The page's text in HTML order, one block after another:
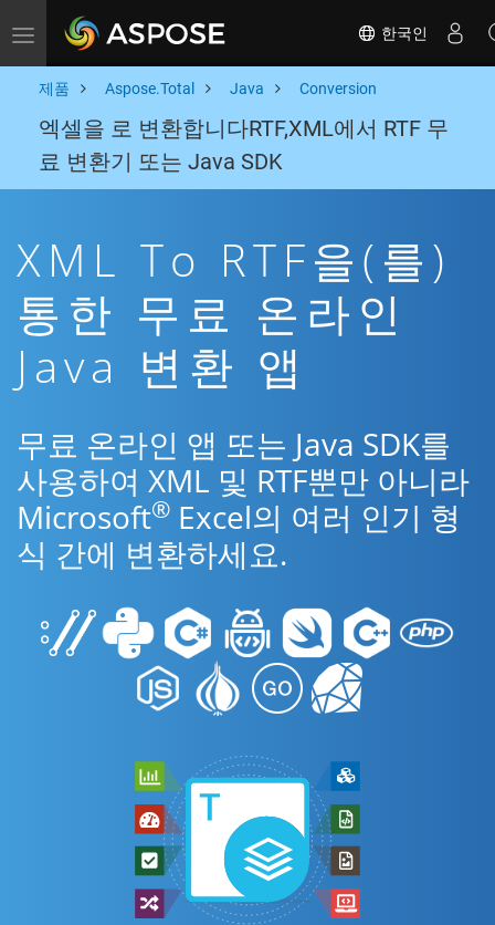
Toggle navigation 한국인
제품 Aspose.Total Java Conversion
엑셀을 로 변환합니다RTF,XML에서 RTF 무
료 변환기 또는 Java SDK
XML To RTF을(를)
통한 무료 온라인
Java 변환 앱
무료 온라인 앱 또는 Java SDK를
사용하여 XML 및 RTF뿐만 아니라
Microsoft® Excel의 여러 인기 형
식 간에 변환하세요.